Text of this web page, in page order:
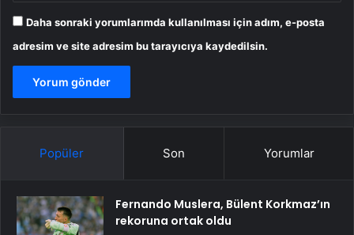
Daha sonraki yorumlarımda kullanılması için adım, e-posta
adresim ve site adresim bu tarayıcıya kaydedilsin.
Popüler Son Yorumlar
Fernando Muslera, Bülent Korkmaz’ın
rekoruna ortak oldu